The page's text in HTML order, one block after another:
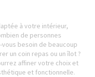
à votre intérieur,
de personnes
besoin de beaucoup
un coin repas ou un îlot ?
affiner votre choix et
et fonctionnelle.